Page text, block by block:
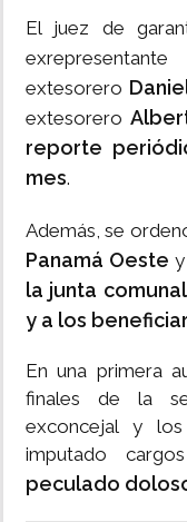
El juez de
exrepresentante
extesorero
extesorero
reporte
mes.
Además, se
Panamá Oeste
la junta
y a los
En una primera
finales de la
exconcejal y
imputado
peculado